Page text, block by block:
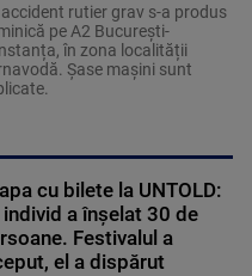
accident rutier grav s-a produs
pe A2 București-
în zona localității
Șase mașini sunt
cu bilete la UNTOLD:
individ a înșelat 30 de
Festivalul a
el a dispărut